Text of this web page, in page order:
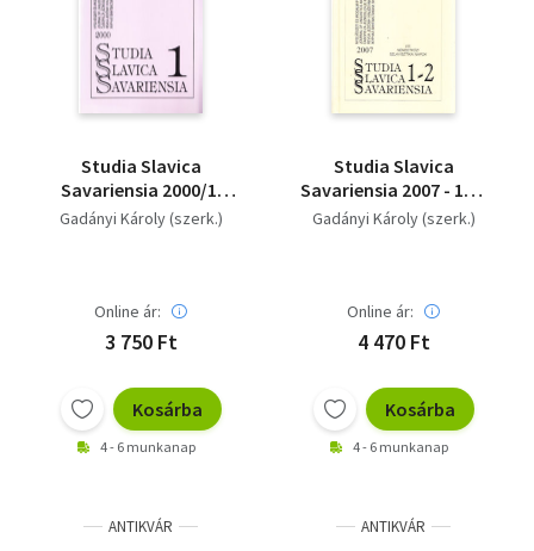
Studia Slavica
Savariensia 2000/1.
(Nyelvészeti és
Gadányi Károly (szerk.)
Online ár:
3 750 Ft
Kosárba
4 - 6 munkanap
Studia Slavica
Savariensia 2007 - 1-2,
(Nyelvészeti és
Gadányi Károly (szerk.)
Online ár:
4 470 Ft
Kosárba
4 - 6 munkanap
ANTIKVÁR ANTIKVÁR